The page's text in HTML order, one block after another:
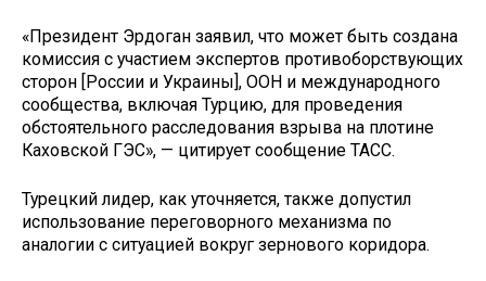
«Президент Эрдоган заявил, что может быть создана
комиссия с участием экспертов противоборствующих
сторон [России и Украины], ООН и международного
сообщества, включая Турцию, для проведения
обстоятельного расследования взрыва на плотине
Каховской ГЭС», — цитирует сообщение ТАСС.
Турецкий лидер, как уточняется, также допустил
использование переговорного механизма по
аналогии с ситуацией вокруг зернового коридора.